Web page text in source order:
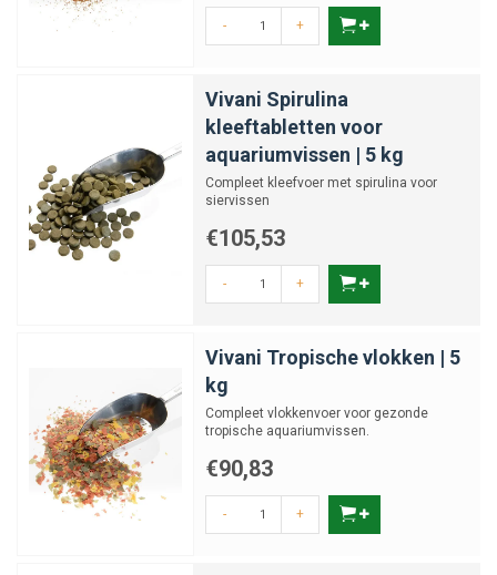
- +
Vivani Spirulina
kleeftabletten voor
aquariumvissen | 5 kg
Compleet kleefvoer met spirulina voor
siervissen
€105,53
- +
Vivani Tropische vlokken | 5
kg
Compleet vlokkenvoer voor gezonde
tropische aquariumvissen.
€90,83
- +